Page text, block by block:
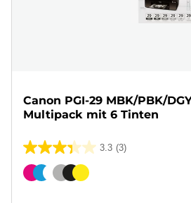
Canon PGI-29 MBK/PBK/
Multipack mit 6 Tinten
3.3 (3)
3.3
von
Farbpatrone